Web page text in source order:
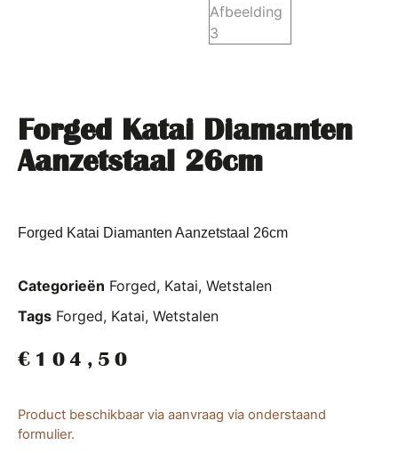
Forged Katai Diamanten
Aanzetstaal 26cm
Forged Katai Diamanten Aanzetstaal 26cm
Categorieën Forged, Katai, Wetstalen
Tags Forged, Katai, Wetstalen
€ 104,50
Product beschikbaar via aanvraag via onderstaand
formulier.